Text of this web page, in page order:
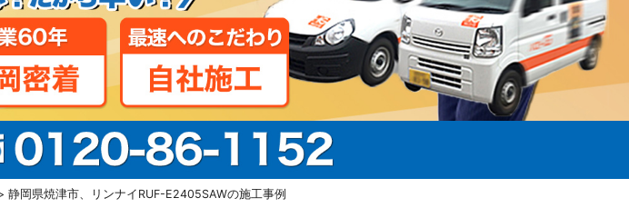
静岡県焼津市、リンナイRUF-E2405SAWの施工事例